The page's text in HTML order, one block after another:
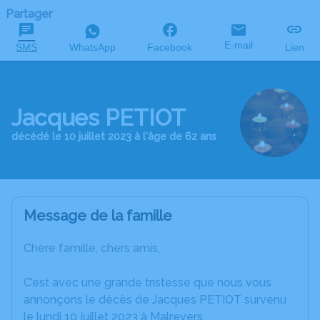
Partager
SMS WhatsApp Facebook E-mail Lien
Jacques PETIOT
décédé le 10 juillet 2023 à l'âge de 62 ans
Message de la famille
Chère famille, chers amis,
C’est avec une grande tristesse que nous vous
annonçons le décès de Jacques PETIOT survenu
le lundi 10 juillet 2023 à Malrevers.